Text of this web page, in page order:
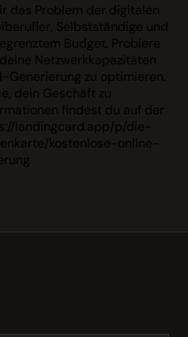
das Problem der digitalen
Selbstständige und
Budget. Probiere
Netzwerkkapazitäten
Generierung zu optimieren.
dein Geschäft zu
findest du auf der
landingcard.app/p/die-
kostenlose-online-